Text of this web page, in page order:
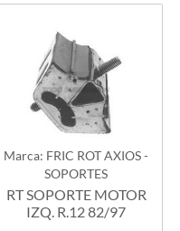
Marca: FRIC ROT AXIOS -
SOPORTES
RT SOPORTE MOTOR
IZQ. R.12 82/97